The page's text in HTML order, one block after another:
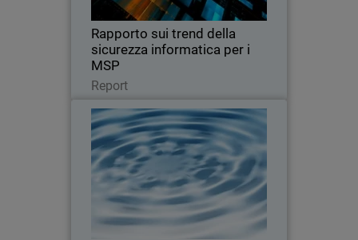
Rapporto sui trend della
sicurezza informatica per i
MSP
Report
i fattori che spingono a cambiare
Vincitore nella matrice MSP di
Omdia Cybersecurity 2026
Riconosciuta per la leadership,
l'innovazione e la definizione degli
standard nel mercato globale della
sicurezza informatica per i MSP